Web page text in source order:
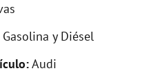
Gasolina y Diésel
Audi